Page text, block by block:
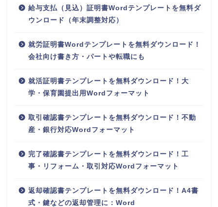
給与支払（見込）証明書Wordテンプレートを無料ダ
ウンロード（年末調整対応）
就労証明書Wordテンプレートを無料ダウンロード！
会社向け書き方・パートや転職にも
就活証明書テンプレートを無料ダウンロード！大
学・保育園提出用Wordフォーマット
取引確認書テンプレートを無料ダウンロード！不動
産・銀行対応Wordフォーマット
完了確認書テンプレートを無料ダウンロード！工
事・リフォーム・取引対応Wordフォーマット
返却確認書テンプレートを無料ダウンロード！A4書
式・鍵などの返却管理に：Word